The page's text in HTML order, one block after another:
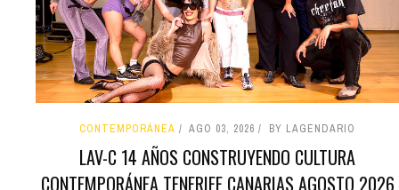
CONTEMPORÁNEA AGO 03, 2026 BY LAGENDARIO
LAV-C 14 AÑOS CONSTRUYENDO CULTURA
CONTEMPORÁNEA TENERIFE CANARIAS AGOSTO 2026